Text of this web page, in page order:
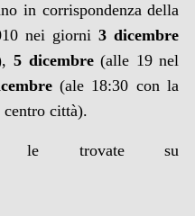
in corrispondenza della
nei giorni3 dicembre
5 dicembre(alle 19 nel
(ale 18:30 con la
città).
le trovate su